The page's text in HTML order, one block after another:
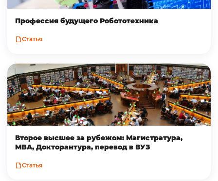
Профессия будущего Робототехника
Статья
Второе высшее за рубежом: Магистратура,
MBA, Докторантура, перевод в ВУЗ
Статья